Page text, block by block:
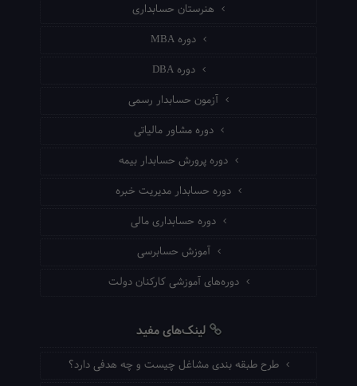
هنرستان حسابداری
دوره MBA
دوره DBA
آزمون حسابدار رسمی
دوره مشاور مالیاتی
دوره پرورش حسابدار بیمه
دوره حسابدار مدیریت خبره
دوره حسابداری مالی
آموزش حسابرسی
دوره‌های آموزشی کارکنان دولت
لینک‌های مفید
طرح طبقه بندی مشاغل چیست و چه هدفی دارد؟